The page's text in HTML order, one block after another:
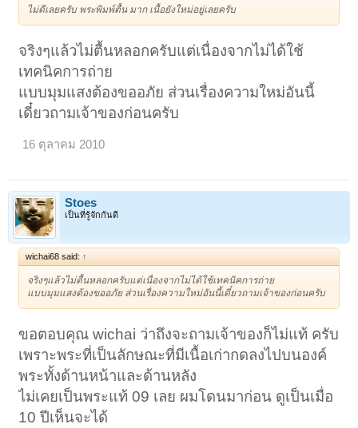
ไม่ดีเลยครับ พระพิมพ์ตื้น มาก เนื้อยังใหม่อยู่เลยครับ
จริงๆแล้วไม่ตื้นหลอกครับแต่เนื่องจากไม่ได้ใช้
เทคนิคการถ่าย
แบบมุมแสงต้องขออภัย ส่วนเรื่องความใหม่อันนี้
เดี๋ยวถามเจ้าของก่อนครับ
16 ตุลาคม 2010
Stoes
เป็นที่รู้จักกันดี
wichai68 said: ↑
จริงๆแล้วไม่ตื้นหลอกครับแต่เนื่องจากไม่ได้ใช้เทคนิคการถ่าย
แบบมุมแสงต้องขออภัย ส่วนเรื่องความใหม่อันนี้เดี๋ยวถามเจ้าของก่อนครับ
ขอตอบคุณ wichai ว่าถึงจะถามเจ้าของก็ไม่แท้ ครับ
เพราะพระที่เป็นลักษณะที่มีเนื้อเก่ากดลงไปบนองค์
พระทั้งด้านหน้าและด้านหลัง
ไม่เคยเป็นพระแท้ 09 เลย ผมโดนมาก่อน ดูเป็นเมื่อ
10 ปีเห็นจะได้